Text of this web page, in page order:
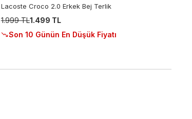
Lacoste Croco 2.0 Erkek Bej Terlik
1.999 TL1.499 TL
Son 10 Günün En Düşük Fiyatı